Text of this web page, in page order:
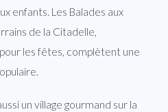
enfants. Les Balades aux
de la Citadelle,
les fêtes, complètent une
un village gourmand sur la